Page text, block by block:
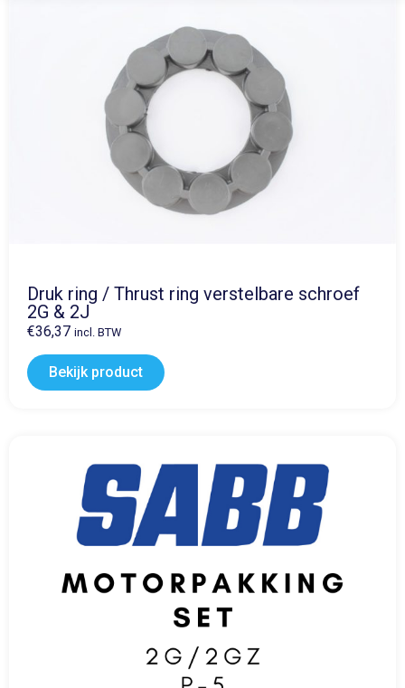
Druk ring / Thrust ring verstelbare schroef
2G & 2J
€36,37 incl. BTW
Bekijk product